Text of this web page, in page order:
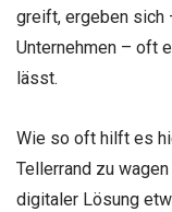
greift, ergeben sich
Unternehmen – oft
lässt.
Wie so oft hilft es
Tellerrand zu
digitaler Lösung